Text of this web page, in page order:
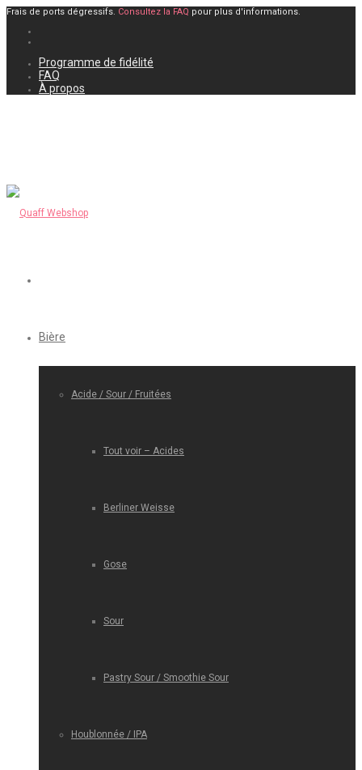
Frais de ports dégressifs. Consultez la FAQ pour plus d'informations.
Programme de fidélité
FAQ
À propos
Bière
Acide / Sour / Fruitées
Tout voir – Acides
Berliner Weisse
Gose
Sour
Pastry Sour / Smoothie Sour
Houblonnée / IPA